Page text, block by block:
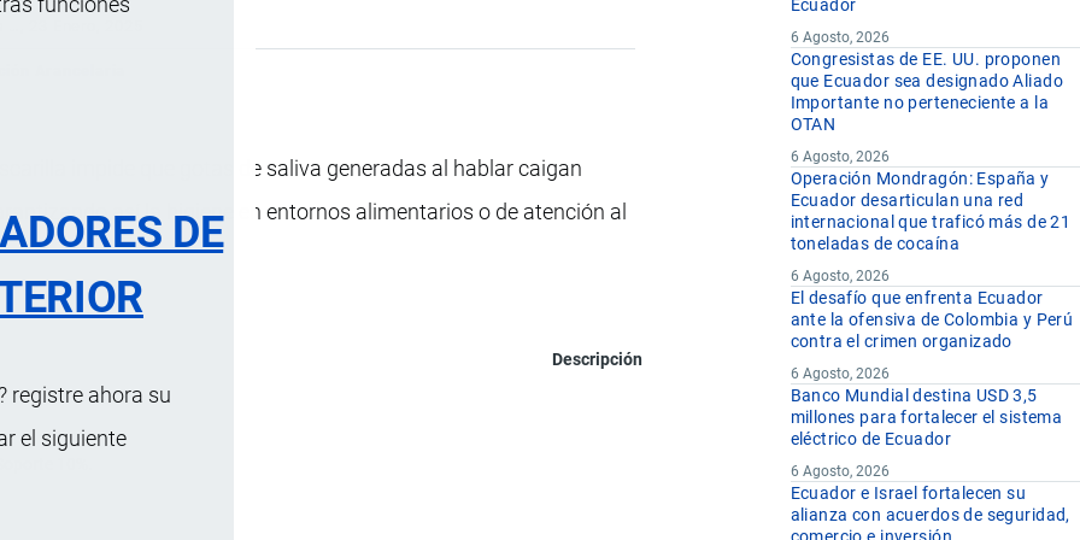
DE
registre ahora su
el siguiente
impide que gotas de saliva generadas al hablar caigan
así la higiene en entornos alimentarios o de atención al
Descripción
Ecuador
6 Agosto, 2026
Congresistas de EE. UU. proponen
que Ecuador sea designado Aliado
Importante no perteneciente a la
OTAN
6 Agosto, 2026
Operación Mondragón: España y
Ecuador desarticulan una red
internacional que traficó más de 21
toneladas de cocaína
6 Agosto, 2026
El desafío que enfrenta Ecuador
ante la ofensiva de Colombia y Perú
contra el crimen organizado
6 Agosto, 2026
Banco Mundial destina USD 3,5
millones para fortalecer el sistema
eléctrico de Ecuador
6 Agosto, 2026
Ecuador e Israel fortalecen su
alianza con acuerdos de seguridad,